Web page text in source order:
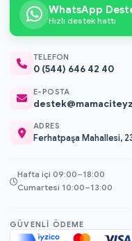
WhatsApp
Hızlı destek hattı
TELEFON
0 (544) 646 42 40
E-POSTA
ADRES
Ferhatpaşa Mahallesi,
Hafta içi 09:00–18:00
Cumartesi 10:00–13:00
GÜVENLI ÖDEME